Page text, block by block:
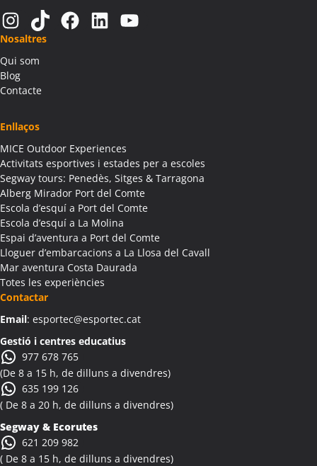
Activitats Teambuilding Empreses Alàs i Cerc
Activitats Família Amics Alàs i Cerc
Colònies Escolars Alàs i Cerc
Activitats Teambuilding Empreses Albagés
Activitats Família Amics Albagés
Colònies Escolars Albanyà
Activitats Teambuilding Empreses Albatàrrec
Activitats Família Amics Albatàrrec
Colònies Escolars Albatàrrec
Activitats Teambuilding Empreses Albesa
Activitats Família Amics Albesa
Colònies Escolars Albesa
Activitats Teambuilding Empreses Albi
Activitats Família Amics Albi
Colònies Escolars Albi
Activitats Teambuilding Empreses Albinyana
Activitats Família Amics Albinyana
Colònies Escolars Albinyana
Activitats Teambuilding Empreses Albiol
Activitats Família Amics Albiol
Colònies Escolars Albiol
Activitats Teambuilding Empreses Albocàsser
Instagram TikTok Facebook LinkedIn YouTube
Nosaltres
Qui som
Blog
Contacte
Enllaços
MICE Outdoor Experiences
Activitats esportives i estades per a escoles
Segway tours: Penedès, Sitges & Tarragona
Alberg Mirador Port del Comte
Escola d’esquí a Port del Comte
Escola d’esquí a La Molina
Espai d’aventura a Port del Comte
Lloguer d’embarcacions a La Llosa del Cavall
Mar aventura Costa Daurada
Totes les experiències
Contactar
Email: esportec@esportec.cat
Gestió i centres educatius
977 678 765
(De 8 a 15 h, de dilluns a divendres)
635 199 126
( De 8 a 20 h, de dilluns a divendres)
Segway & Ecorutes
621 209 982
( De 8 a 15 h, de dilluns a divendres)